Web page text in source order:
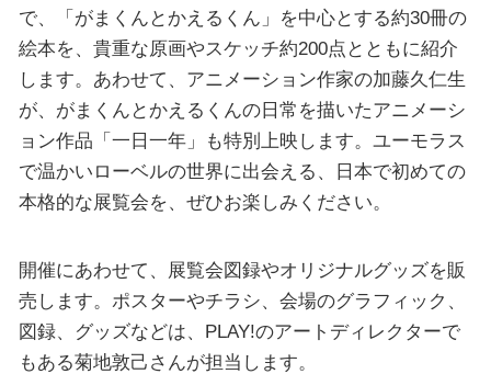
で、「がまくんとかえるくん」を中心とする約30冊の
絵本を、貴重な原画やスケッチ約200点とともに紹介
します。あわせて、アニメーション作家の加藤久仁生
が、がまくんとかえるくんの日常を描いたアニメーシ
ョン作品「一日一年」も特別上映します。ユーモラス
で温かいローベルの世界に出会える、日本で初めての
本格的な展覧会を、ぜひお楽しみください。
開催にあわせて、展覧会図録やオリジナルグッズを販
売します。ポスターやチラシ、会場のグラフィック、
図録、グッズなどは、PLAY!のアートディレクターで
もある菊地敦己さんが担当します。